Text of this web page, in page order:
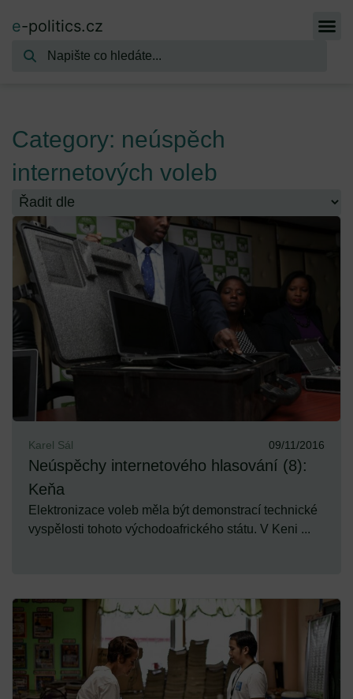
e-politics.cz
Category: neúspěch
internetových voleb
Karel Sál 09/11/2016
Neúspěchy internetového hlasování (8):
Keňa
Elektronizace voleb měla být demonstrací technické
vyspělosti tohoto východoafrického státu. V Keni ...